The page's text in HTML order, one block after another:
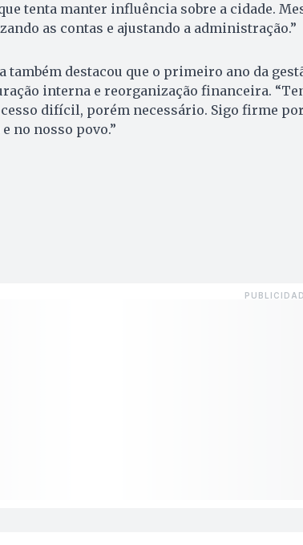
tenta manter influência sobre a cidade.
as contas e ajustando a administração.”
também destacou que o primeiro ano da
interna e reorganização financeira.
difícil, porém necessário. Sigo firme
no nosso povo.”